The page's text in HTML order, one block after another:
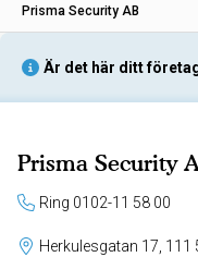
Prisma Security AB
Är det här ditt
Prisma Security
Ring 0102-11 58 00